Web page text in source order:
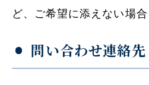
ど、ご希望に添えない場合
問い合わせ連絡先